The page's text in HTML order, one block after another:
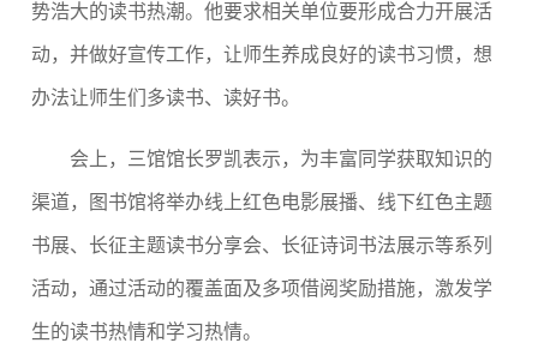
势浩大的读书热潮。 他要求相关单位要形成合力开展活
动，并做好宣传工作，让师生养成良好的读书习惯，想
办法让师生们多读书、读好书。
会上，三馆馆长罗凯表示，为丰富同学获取知识的
渠道， 图书馆将举办线上红色电影展播、线下红色主题
书展、长征主题读书分享会、长征诗词书法展示等系列
活动，通过活动的覆盖面及多项借阅 奖励措施， 激发学
生的读书热情和学习热情。